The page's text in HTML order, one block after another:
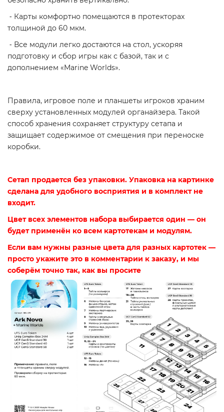
⁃ Карты комфортно помещаются в протекторах
толщиной до 60 мкм.
⁃ Все модули легко достаются на стол, ускоряя
подготовку и сбор игры как с базой, так и с
дополнением «Marine Worlds».
Правила, игровое поле и планшеты игроков храним
сверху установленных модулей органайзера. Такой
способ хранения сохраняет структуру сетапа и
защищает содержимое от смещения при переноске
коробки.
Сетап продается без упаковки. Упаковка на картинке
сделана для удобного восприятия и в комплект не
входит.
Цвет всех элементов набора выбирается один — он
будет применён ко всем картотекам и модулям.
Если вам нужны разные цвета для разных картотек —
просто укажите это в комментарии к заказу, и мы
соберём точно так, как вы просите